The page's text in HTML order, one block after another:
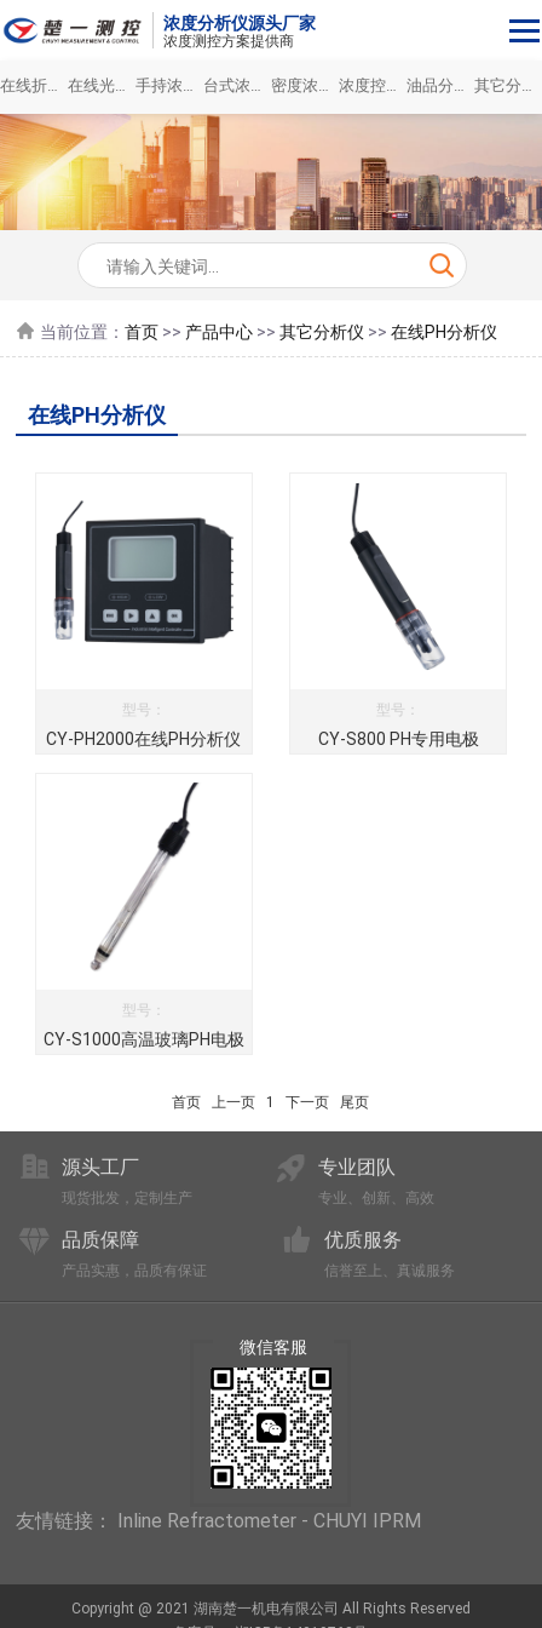
浓度分析仪源头厂家
浓度测控方案提供商
在线折光浓度仪 在线光谱浓度仪 手持浓度计 台式浓度分析仪 密度浓度仪 浓度控制系统 油品分析仪 其它分析仪
当前位置：首页 >> 产品中心 >>其它分析仪 >>在线PH分析仪
在线PH分析仪
型号：
CY-PH2000在线PH分析仪
型号：
CY-S800 PH专用电极
型号：
CY-S1000高温玻璃PH电极
首页 上一页 1 下一页 尾页
源头工厂
现货批发，定制生产
专业团队
专业、创新、高效
品质保障
产品实惠，品质有保证
优质服务
信誉至上、真诚服务
微信客服
友情链接： Inline Refractometer - CHUYI IPRM
Copyright @ 2021 湖南楚一机电有限公司 All Rights Reserved